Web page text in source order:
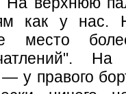
как у
место
у правого